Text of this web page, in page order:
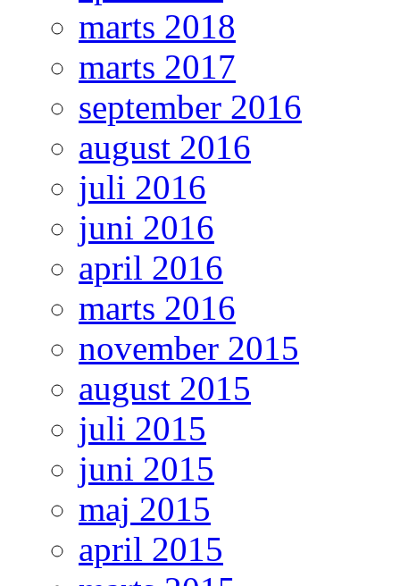
marts 2018
marts 2017
september 2016
august 2016
juli 2016
juni 2016
april 2016
marts 2016
november 2015
august 2015
juli 2015
juni 2015
maj 2015
april 2015